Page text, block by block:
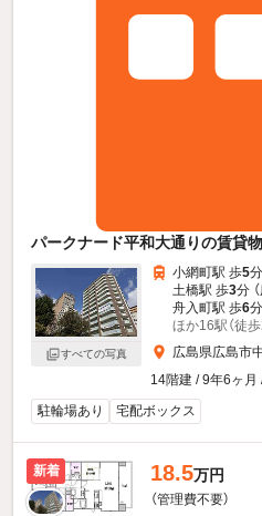
パークナード平和大通りの賃貸
すべての写真
小網町駅 歩5
土橋駅 歩3分
舟入町駅 歩6
ほか16駅（徒
広島県広島市
14階建 / 9年6ヶ月
駐輪場あり
宅配ボックス
新着 18.5万円
（管理費不要）